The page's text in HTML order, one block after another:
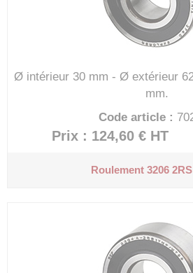
Ø intérieur 30 mm - Ø extérieur
mm.
Code article :
Prix : 124,60 € HT
Roulement 3206